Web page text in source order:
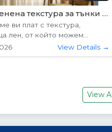
предлагат в следните
77х204см...
View Details →
View